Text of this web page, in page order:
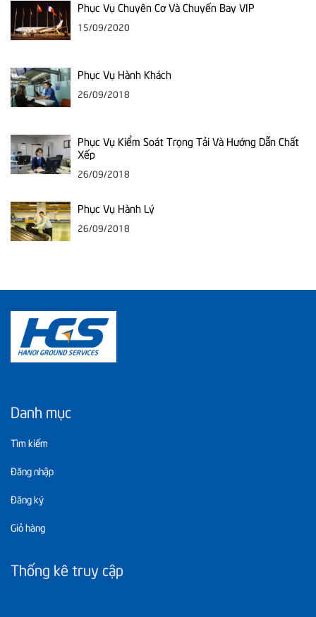
Phục Vụ Chuyên Cơ Và Chuyến Bay VIP
15/09/2020
Phục Vụ Hành Khách
26/09/2018
Phục Vụ Kiểm Soát Trọng Tải Và Hướng Dẫn Chất
Xếp
26/09/2018
Phục Vụ Hành Lý
26/09/2018
Danh mục
Tìm kiếm
Đăng nhập
Đăng ký
Giỏ hàng
Thống kê truy cập